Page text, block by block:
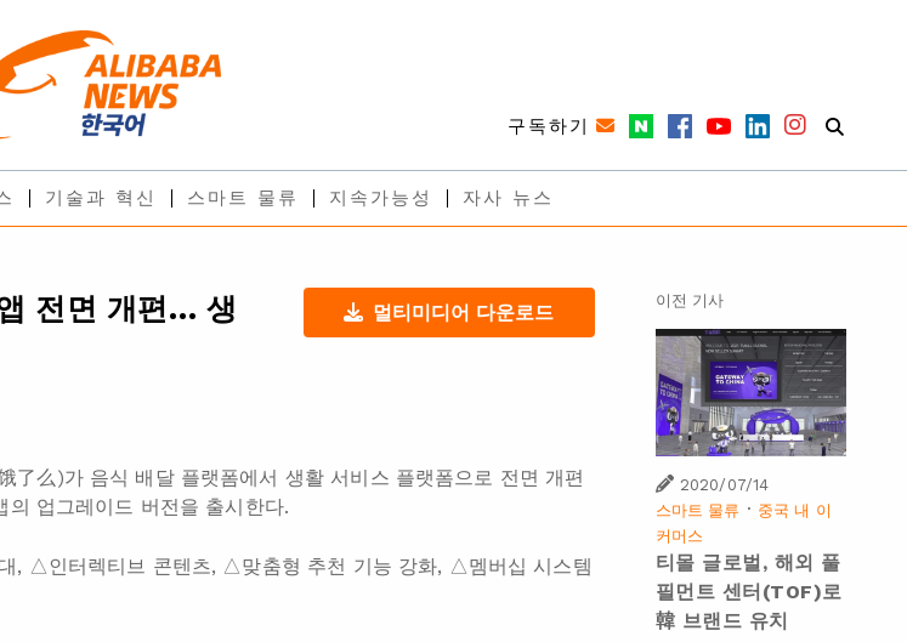
구독하기
기술과 혁신 스마트 물류 지속가능성 자사 뉴스
전면 개편… 생
멀티미디어 다운로드
了么)가 음식 배달 플랫폼에서 생활 서비스 플랫폼으로 전면 개편
업그레이드 버전을 출시한다.
, △인터렉티브 콘텐츠, △맞춤형 추천 기능 강화, △멤버십 시스템
이전 기사
2020/07/14
스마트 물류 · 중국 내 이
커머스
티몰 글로벌, 해외 풀
필먼트 센터(TOF)로
韓 브랜드 유치